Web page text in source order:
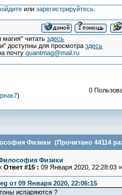
или зарегистрируйтесь.
магия" читатьздесь
доступны для просмотраздесь
почтуquantmag@mail.ru
)
0
Физики (Прочитано 44114
Физики
Ответ #15 : 09 Января 2020, 22:28:03 »
от 09 Января 2020, 22:06:15
испаряются ?